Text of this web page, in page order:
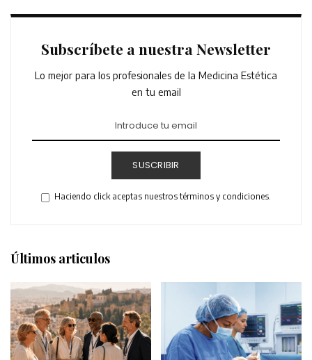
Subscríbete a nuestra Newsletter
Lo mejor para los profesionales de la Medicina Estética
en tu email
SUSCRIBIR
Haciendo click aceptas nuestros términos y condiciones.
Últimos articulos